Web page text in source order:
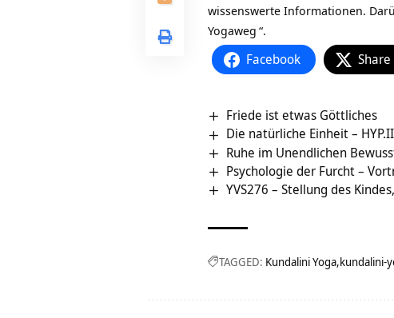
wissenswerte Informationen.
Yogaweg “.
Facebook Share
Friede ist etwas Göttliches
Die natürliche Einheit –
Ruhe im Unendlichen
Psychologie der Furcht –
YVS276 – Stellung des
TAGGED: Kundalini Yoga kundalini-